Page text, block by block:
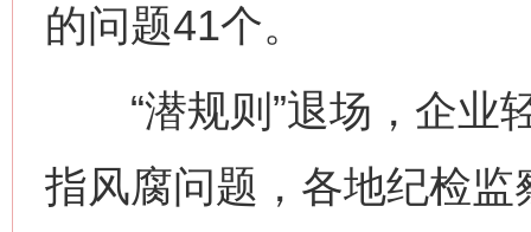
的问题41个。
“潜规则”退场，企业轻
指风腐问题，各地纪检